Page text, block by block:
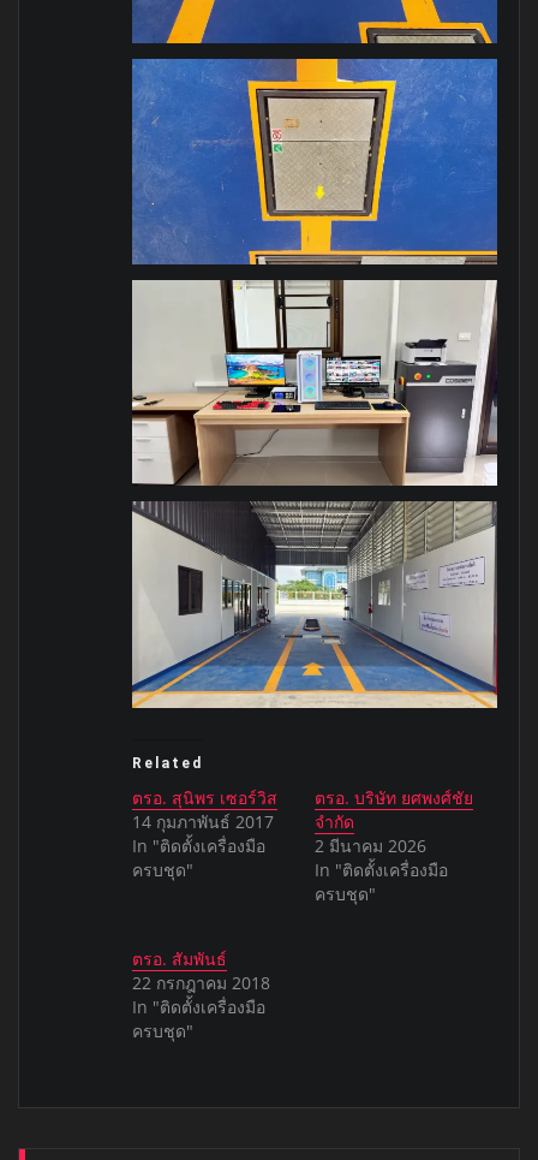
Related
ตรอ. สุนิพร เซอร์วิส
14 กุมภาพันธ์ 2017
In "ติดตั้งเครื่องมือ
ครบชุด"
ตรอ. บริษัท ยศพงศ์ชัย
จำกัด
2 มีนาคม 2026
In "ติดตั้งเครื่องมือ
ครบชุด"
ตรอ. สัมพันธ์
22 กรกฎาคม 2018
In "ติดตั้งเครื่องมือ
ครบชุด"